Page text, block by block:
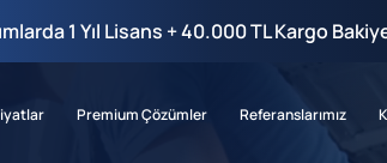
1 Yıl Lisans + 40.000 TL Kargo
Premium Çözümler Referanslarımız